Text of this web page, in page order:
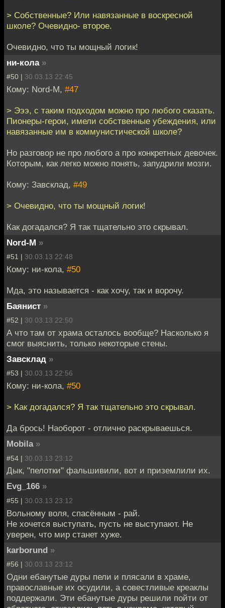
> Собственные? Или навязанные в воскресной
школе? Очевидно- второе.
Очевидно, что ты мощный логик!
ни-кола »
#50 | 30.03.13 22:45
Кому: Nord-M, #47
> Эээ, с таким подходом можно про любого сказать.
Пионеры-герои, имели собственные убеждения, или
навязанные им в коммунистической школе?
Но разговор не про любого а про конкретных девочек.
Которым, как легко можно понять, запудрили мозги.
Кому: Завсклад, #49
> Очевидно, что ты мощный логик!
Как догадался? Я так тщательно это скрывал.
Nord-M »
#51 | 30.03.13 22:48
Кому: ни-кола, #50
Мда, это называется - как хочу, так и ворочу.
Баянист »
#52 | 30.03.13 22:50
А что там от храма осталось вообще? Насколько я
смог выяснить, только некоторые стены.
Завсклад »
#53 | 30.03.13 22:56
Кому: ни-кола, #50
> Как догадался? Я так тщательно это скрывал.
Да брось! Наоборот - отлично раскрываешься.
Mobila »
#54 | 30.03.13 23:12
Дык, "пелотки" фальшивили, вот и приземлили их.
Evg_166 »
#55 | 30.03.13 23:12
Вольному воля, спасённым - рай.
Не хочется выступать, пусть не выступают. Не
уверен, что мир станет хуже.
karborund »
#56 | 30.03.13 23:12
Одни ебанутые дуры пели и плясали в храме,
православные их осудили, а совестливые креаклы
поддержали. Эти ебанутые дуры решили пойти от